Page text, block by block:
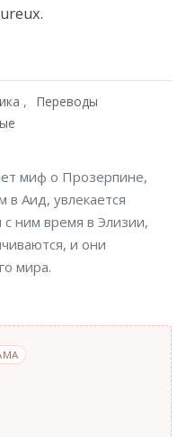
Переводы
миф о Прозерпине,
в Аид, увлекается
ним время в Элизии,
и они
мира.